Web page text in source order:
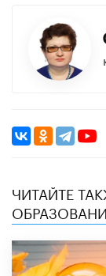
ЧИТАЙТЕ